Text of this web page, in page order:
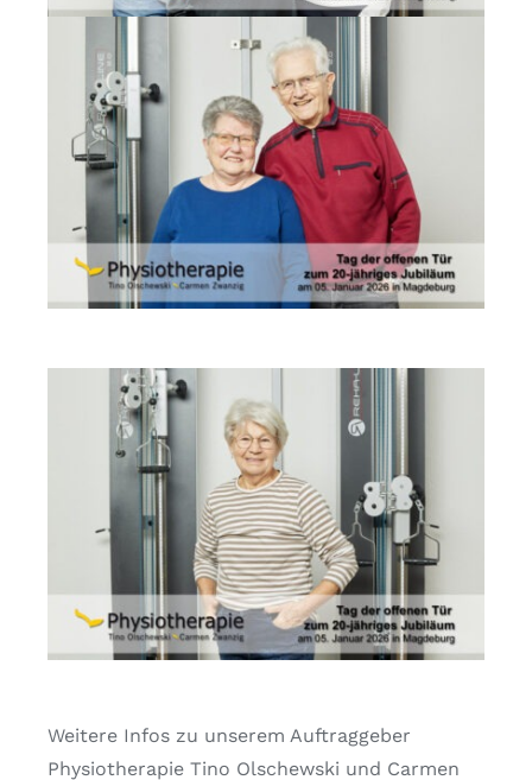
Weitere Infos zu unserem Auftraggeber
Physiotherapie Tino Olschewski und Carmen